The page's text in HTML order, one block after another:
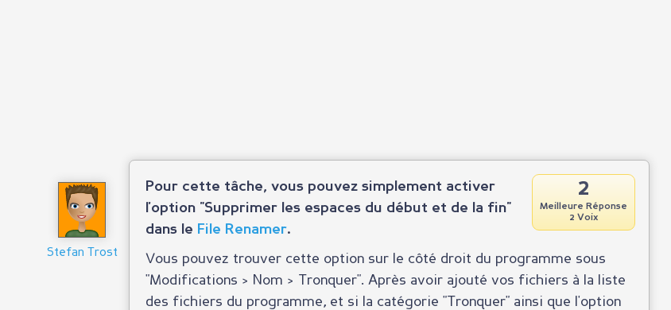
Stefan Trost
2
Meilleure Réponse
2 Voix
Pour cette tâche, vous pouvez simplement activer
l'option "Supprimer les espaces du début et de la fin"
dans le File Renamer.
Vous pouvez trouver cette option sur le côté droit du programme sous
"Modifications > Nom > Tronquer". Après avoir ajouté vos fichiers à la liste
des fichiers du programme, et si la catégorie "Tronquer" ainsi que l'option